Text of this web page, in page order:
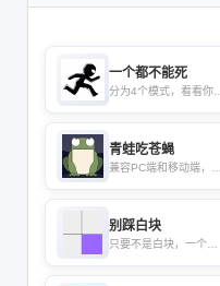
一个都不能死
分为4个模式，看看你的
青蛙吃苍蝇
兼容PC端和移动端，背
别踩白块
只要不是白块，一个个